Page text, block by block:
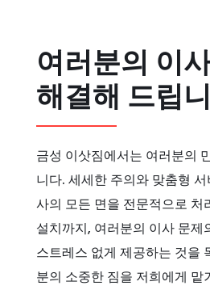
여러분의 이
해결해 드립
금성 이삿짐에서는 여러분의
니다. 세세한 주의와 맞춤형
사의 모든 면을 전문적으로 처
설치까지, 여러분의 이사 문제
스트레스 없게 제공하는 것을
분의 소중한 짐을 저희에게 맡